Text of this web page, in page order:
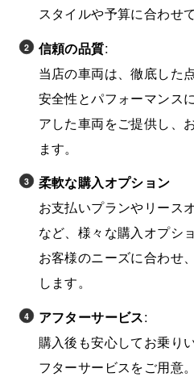
スタイルや予算に合わせ
信頼の品質:
当店の車両は、徹底した
安全性とパフォーマンス
アした車両をご提供し、
ます。
柔軟な購入オプション
お支払いプランやリース
など、様々な購入オプシ
お客様のニーズに合わせ
します。
アフターサービス:
購入後も安心してお乗り
フターサービスをご用意